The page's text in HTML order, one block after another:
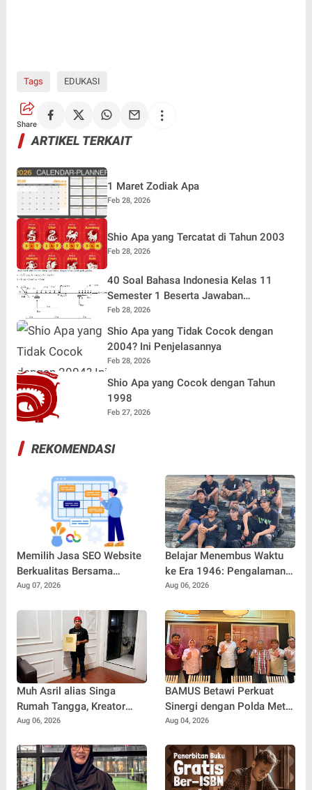
Tags EDUKASI
Share
ARTIKEL TERKAIT
1 Maret Zodiak Apa
Feb 28, 2026
Shio Apa yang Tercatat di Tahun 2003
Feb 28, 2026
40 Soal Bahasa Indonesia Kelas 11
Semester 1 Beserta Jawaban
Terlengkap
Feb 28, 2026
Shio Apa yang Tidak Cocok dengan
2004? Ini Penjelasannya
Feb 28, 2026
Shio Apa yang Cocok dengan Tahun
1998
Feb 27, 2026
REKOMENDASI
Memilih Jasa SEO Website
Berkualitas Bersama
SEOBITT untuk
Bisnis
Aug 07, 2026
Belajar Menembus Waktu
ke Era 1946: Pengalaman
Magang Radityo Kusuma
Props dalam Film 'Fajar
Sebelum Merah'
Aug 06, 2026
Muh Asril alias Singa
Rumah Tangga, Kreator
Kocak yang Jago Bikin
Hiburan
Aug 06, 2026
BAMUS Betawi Perkuat
Sinergi dengan Polda Metro
Jaya, Tegaskan Komitmen
Damai, dan Kondusif Jelang
HUT ke-81 Republik
Indonesia
Aug 04, 2026